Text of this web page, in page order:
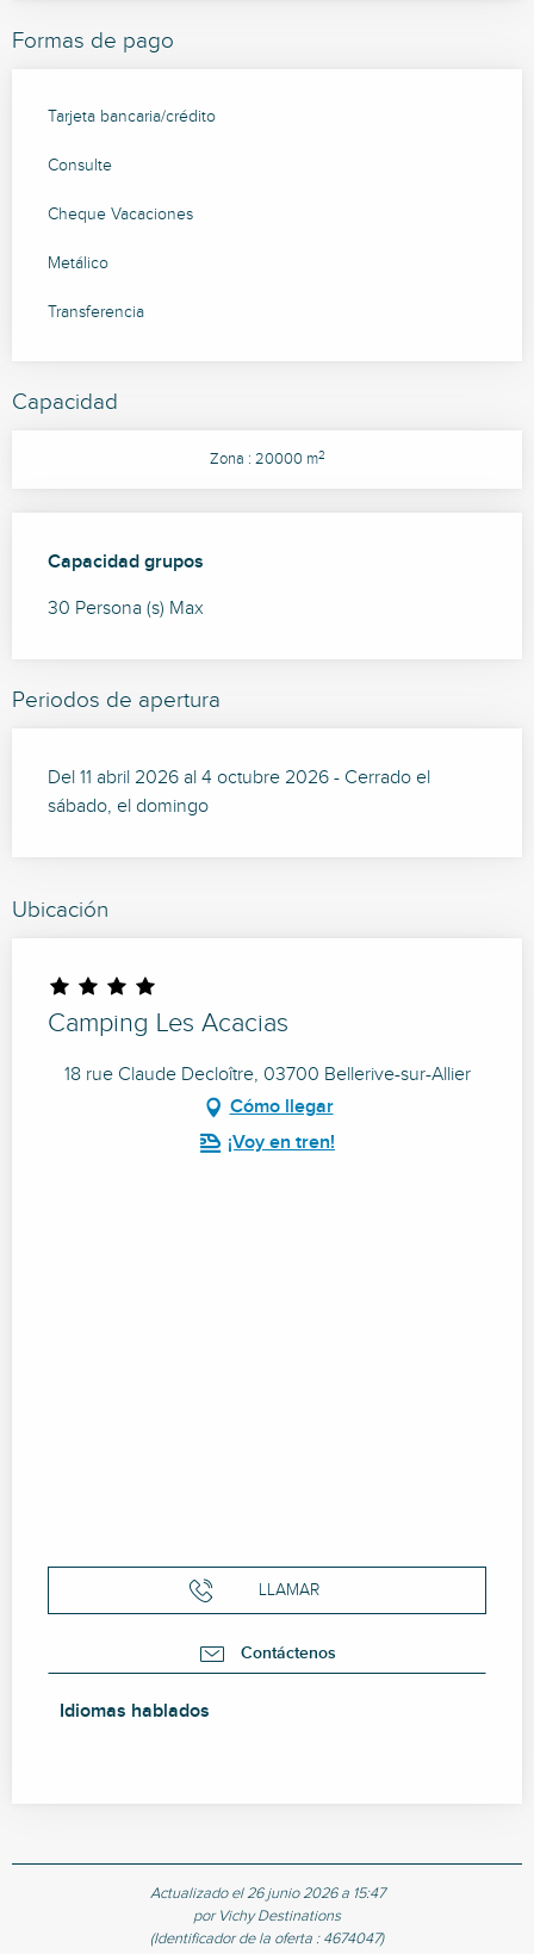
Formas de pago
Tarjeta bancaria/crédito
Consulte
Cheque Vacaciones
Metálico
Transferencia
Capacidad
Zona : 20000 m2
Capacidad grupos
Capacidad grupos
30 Persona (s) Max
Periodos de apertura
Del 11 abril 2026 al 4 octubre 2026 - Cerrado el
sábado, el domingo
Ubicación
Camping Les Acacias
18 rue Claude Decloître, 03700 Bellerive-sur-Allier
Cómo llegar
¡Voy en tren!
LLAMAR
Contáctenos
Idiomas hablados
Idiomas hablados
Actualizado el 26 junio 2026 a 15:47
por Vichy Destinations
(Identificador de la oferta : 4674047)